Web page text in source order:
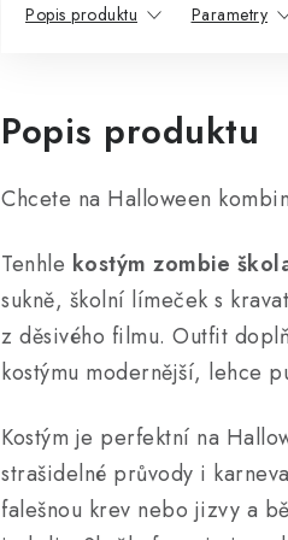
Popis produktu Parametry
Popis produktu
Chcete na Halloween
Tenhle kostým zombie
sukně, školní límeček s
z děsivého filmu. Outfit
kostýmu modernější, lehce
Kostým je perfektní na
strašidelné průvody i
falešnou krev nebo jizvy a